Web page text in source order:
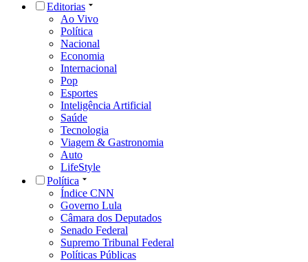
Editorias
Ao Vivo
Política
Nacional
Economia
Internacional
Pop
Esportes
Inteligência Artificial
Saúde
Tecnologia
Viagem & Gastronomia
Auto
LifeStyle
Política
Índice CNN
Governo Lula
Câmara dos Deputados
Senado Federal
Supremo Tribunal Federal
Políticas Públicas